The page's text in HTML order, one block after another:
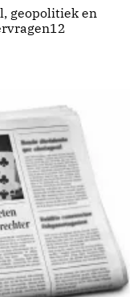
geopolitiek en